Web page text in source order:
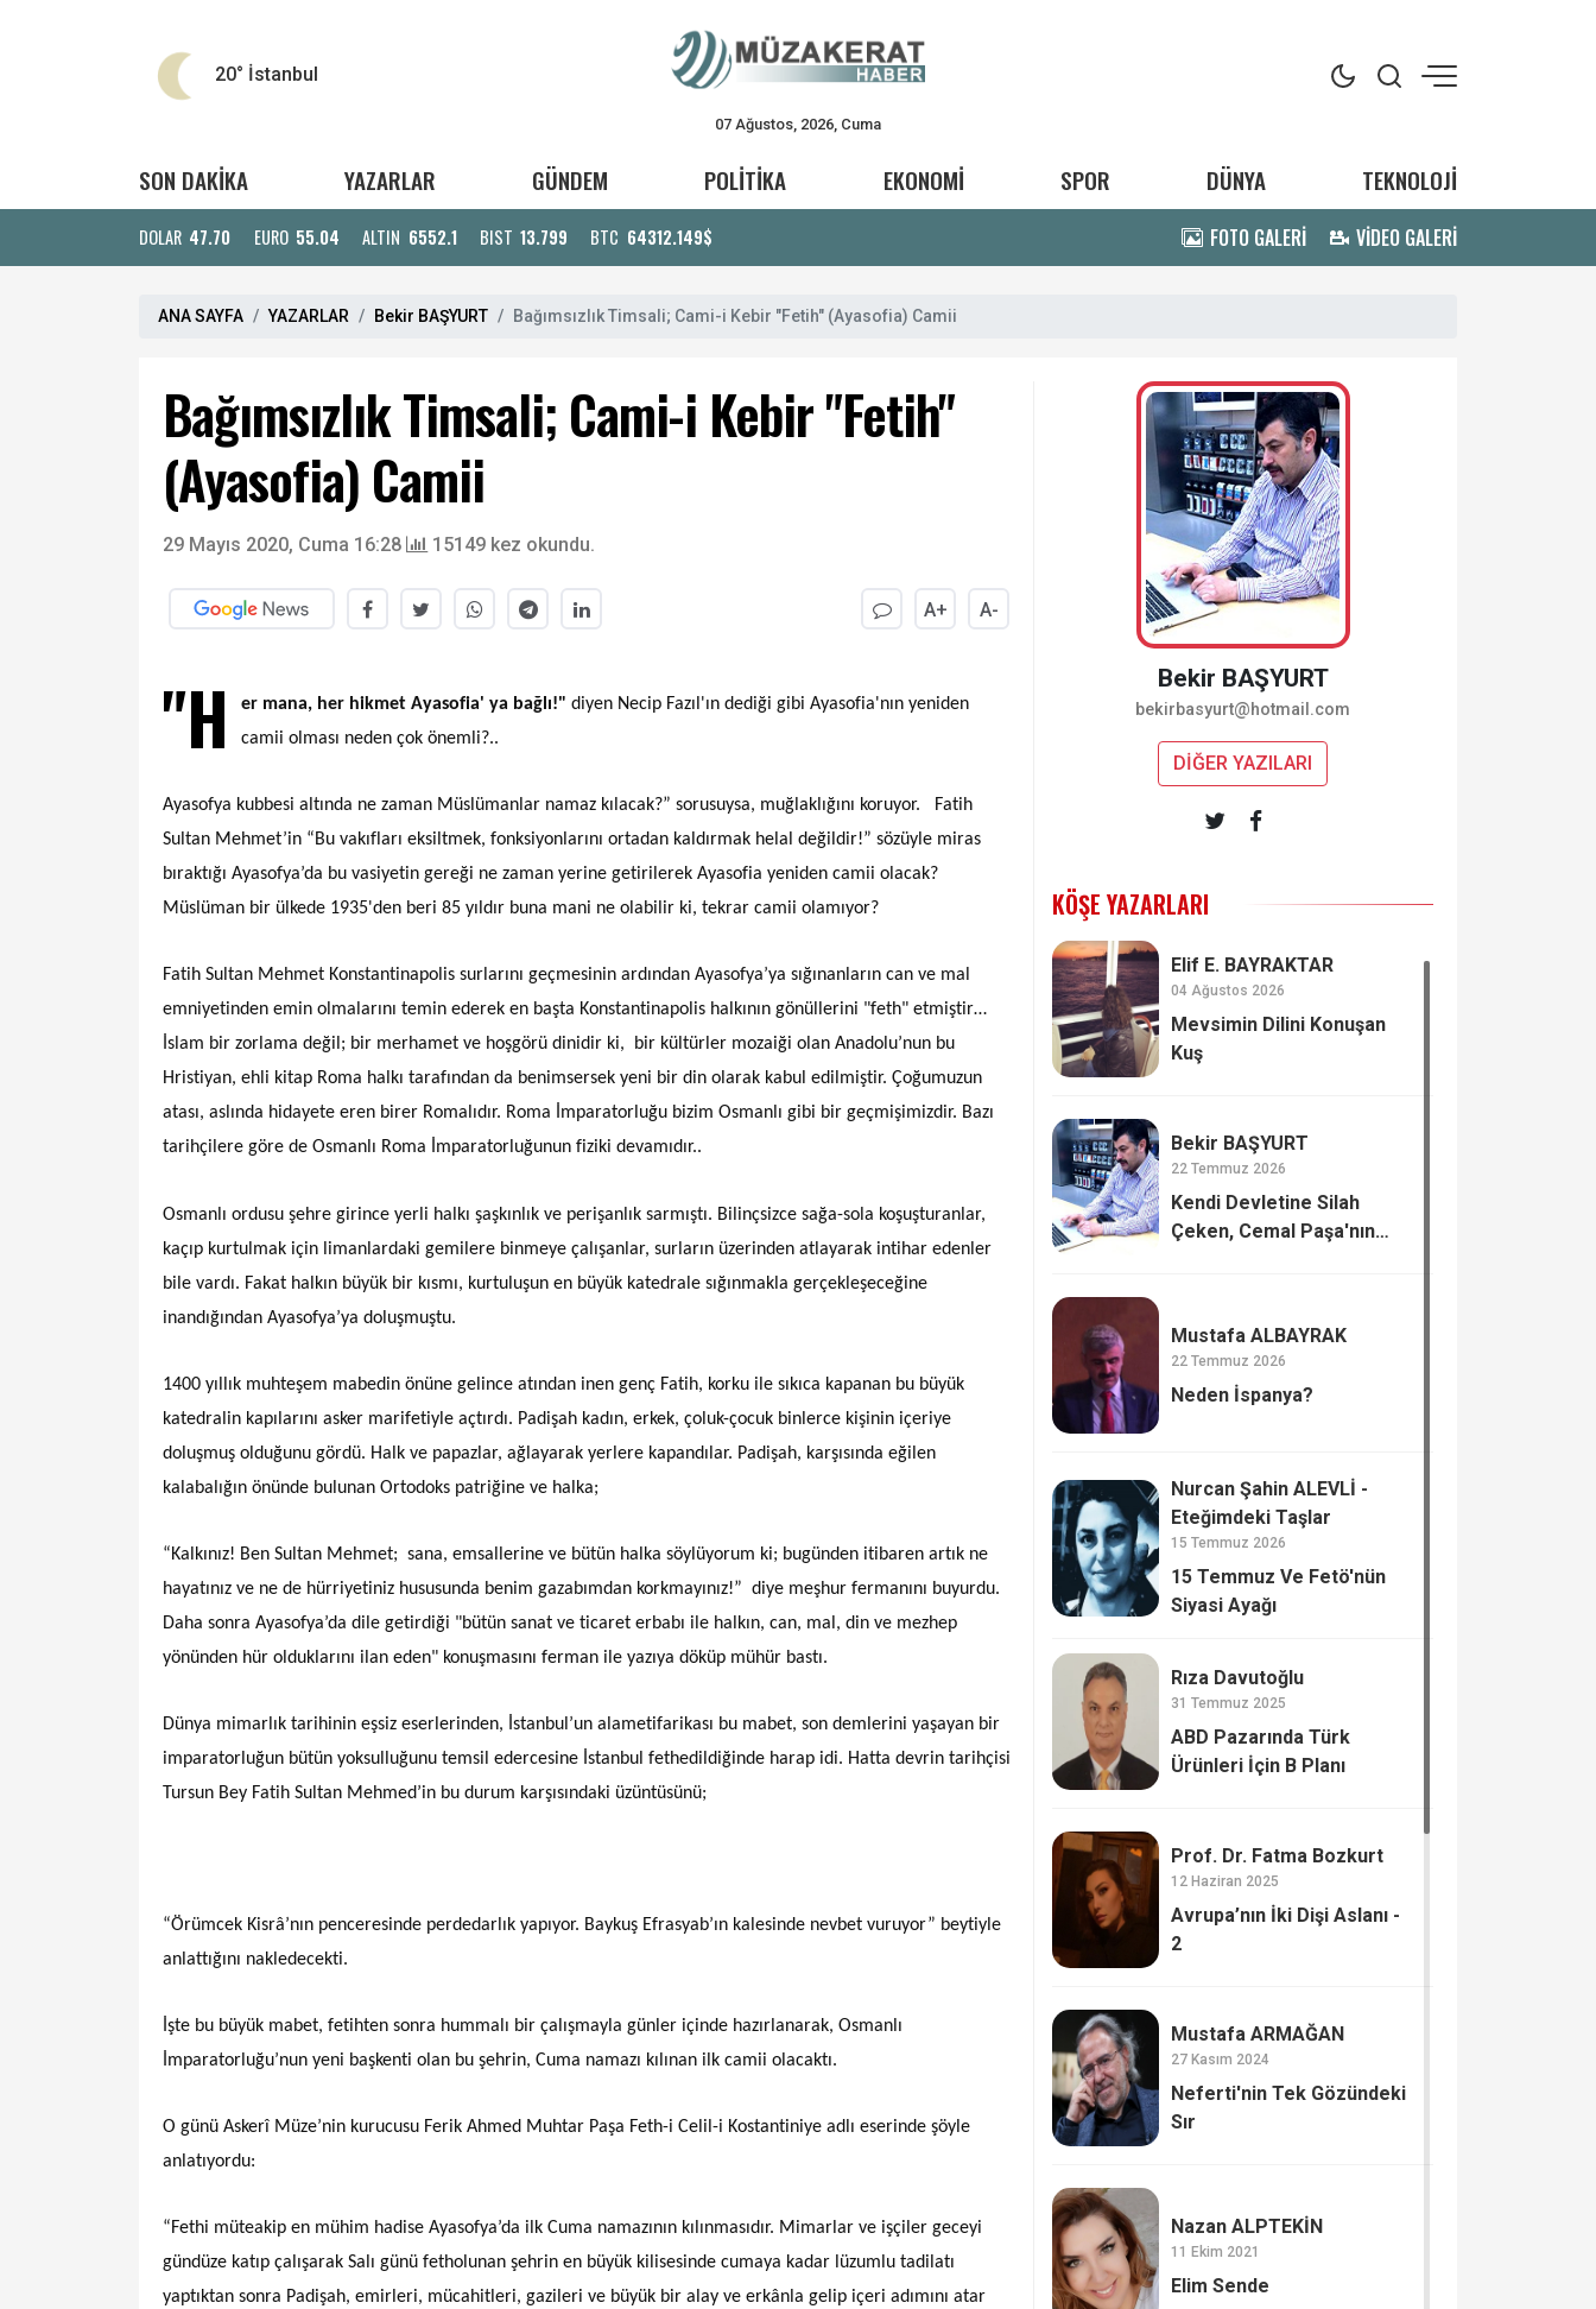
20° İstanbul
07 Ağustos, 2026, Cuma
SON DAKİKA YAZARLAR GÜNDEM POLİTİKA EKONOMİ SPOR DÜNYA TEKNOLOJİ
DOLAR 47.70 EURO 55.04 ALTIN 6552.1 BIST 13.799 BTC 64312.149$ FOTO GALERİ VİDEO GALERİ
ANA SAYFA YAZARLAR Bekir BAŞYURT Bağımsızlık Timsali; Cami-i Kebir "Fetih" (Ayasofia) Camii
Bağımsızlık Timsali; Cami-i Kebir "Fetih"
(Ayasofia) Camii
29 Mayıs 2020, Cuma 16:28 15149 kez okundu.
A+ A-
"H er mana, her hikmet Ayasofia' ya bağlı!" diyen Necip Fazıl'ın dediği gibi Ayasofia'nın yeniden
camii olması neden çok önemli?..
Ayasofya kubbesi altında ne zaman Müslümanlar namaz kılacak?” sorusuysa, muğlaklığını koruyor. Fatih
Sultan Mehmet’in “Bu vakıfları eksiltmek, fonksiyonlarını ortadan kaldırmak helal değildir!” sözüyle miras
bıraktığı Ayasofya’da bu vasiyetin gereği ne zaman yerine getirilerek Ayasofia yeniden camii olacak?
Müslüman bir ülkede 1935'den beri 85 yıldır buna mani ne olabilir ki, tekrar camii olamıyor?
Fatih Sultan Mehmet Konstantinapolis surlarını geçmesinin ardından Ayasofya’ya sığınanların can ve mal
emniyetinden emin olmalarını temin ederek en başta Konstantinapolis halkının gönüllerini "feth" etmiştir…
İslam bir zorlama değil; bir merhamet ve hoşgörü dinidir ki, bir kültürler mozaiği olan Anadolu’nun bu
Hristiyan, ehli kitap Roma halkı tarafından da benimsersek yeni bir din olarak kabul edilmiştir. Çoğumuzun
atası, aslında hidayete eren birer Romalıdır. Roma İmparatorluğu bizim Osmanlı gibi bir geçmişimizdir. Bazı
tarihçilere göre de Osmanlı Roma İmparatorluğunun fiziki devamıdır..
Osmanlı ordusu şehre girince yerli halkı şaşkınlık ve perişanlık sarmıştı. Bilinçsizce sağa-sola koşuşturanlar,
kaçıp kurtulmak için limanlardaki gemilere binmeye çalışanlar, surların üzerinden atlayarak intihar edenler
bile vardı. Fakat halkın büyük bir kısmı, kurtuluşun en büyük katedrale sığınmakla gerçekleşeceğine
inandığından Ayasofya’ya doluşmuştu.
1400 yıllık muhteşem mabedin önüne gelince atından inen genç Fatih, korku ile sıkıca kapanan bu büyük
katedralin kapılarını asker marifetiyle açtırdı. Padişah kadın, erkek, çoluk-çocuk binlerce kişinin içeriye
doluşmuş olduğunu gördü. Halk ve papazlar, ağlayarak yerlere kapandılar. Padişah, karşısında eğilen
kalabalığın önünde bulunan Ortodoks patriğine ve halka;
“Kalkınız! Ben Sultan Mehmet; sana, emsallerine ve bütün halka söylüyorum ki; bugünden itibaren artık ne
hayatınız ve ne de hürriyetiniz hususunda benim gazabımdan korkmayınız!” diye meşhur fermanını buyurdu.
Daha sonra Ayasofya’da dile getirdiği "bütün sanat ve ticaret erbabı ile halkın, can, mal, din ve mezhep
yönünden hür olduklarını ilan eden" konuşmasını ferman ile yazıya döküp mühür bastı.
Dünya mimarlık tarihinin eşsiz eserlerinden, İstanbul’un alametifarikası bu mabet, son demlerini yaşayan bir
imparatorluğun bütün yoksulluğunu temsil edercesine İstanbul fethedildiğinde harap idi. Hatta devrin tarihçisi
Tursun Bey Fatih Sultan Mehmed’in bu durum karşısındaki üzüntüsünü;
“Örümcek Kisrâ’nın penceresinde perdedarlık yapıyor. Baykuş Efrasyab’ın kalesinde nevbet vuruyor” beytiyle
anlattığını nakledecekti.
İşte bu büyük mabet, fetihten sonra hummalı bir çalışmayla günler içinde hazırlanarak, Osmanlı
İmparatorluğu’nun yeni başkenti olan bu şehrin, Cuma namazı kılınan ilk camii olacaktı.
O günü Askerî Müze’nin kurucusu Ferik Ahmed Muhtar Paşa Feth-i Celil-i Kostantiniye adlı eserinde şöyle
anlatıyordu:
“Fethi müteakip en mühim hadise Ayasofya’da ilk Cuma namazının kılınmasıdır. Mimarlar ve işçiler geceyi
gündüze katıp çalışarak Salı günü fetholunan şehrin en büyük kilisesinde cumaya kadar lüzumlu tadilatı
yaptıktan sonra Padişah, emirleri, mücahitleri, gazileri ve büyük bir alay ve erkânla gelip içeri adımını atar
Bekir BAŞYURT
bekirbasyurt@hotmail.com
DİĞER YAZILARI
KÖŞE YAZARLARI
Elif E. BAYRAKTAR
04 Ağustos 2026
Mevsimin Dilini Konuşan
Kuş
Bekir BAŞYURT
22 Temmuz 2026
Kendi Devletine Silah
Çeken, Cemal Paşa'nın
Mustafa ALBAYRAK
22 Temmuz 2026
Neden İspanya?
Nurcan Şahin ALEVLİ -
Eteğimdeki Taşlar
15 Temmuz 2026
15 Temmuz Ve Fetö'nün
Siyasi Ayağı
Rıza Davutoğlu
31 Temmuz 2025
ABD Pazarında Türk
Ürünleri İçin B Planı
Prof. Dr. Fatma Bozkurt
12 Haziran 2025
Avrupa’nın İki Dişi Aslanı -
2
Mustafa ARMAĞAN
27 Kasım 2024
Neferti'nin Tek Gözündeki
Sır
Nazan ALPTEKİN
11 Ekim 2021
Elim Sende